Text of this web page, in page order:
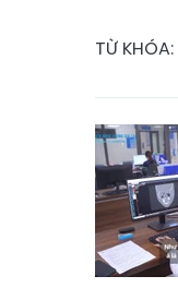
TỪ KHÓA: